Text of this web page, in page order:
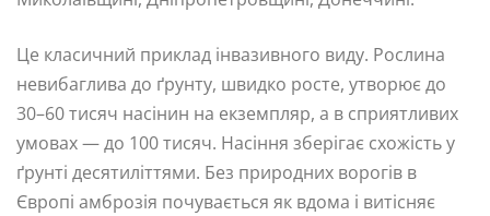
Це класичний приклад інвазивного виду. Рослина
невибаглива до ґрунту, швидко росте, утворює до
30–60 тисяч насінин на екземпляр, а в сприятливих
умовах — до 100 тисяч. Насіння зберігає схожість у
ґрунті десятиліттями. Без природних ворогів в
Європі амброзія почувається як вдома і витісняє